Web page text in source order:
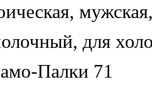
для
Палки 71